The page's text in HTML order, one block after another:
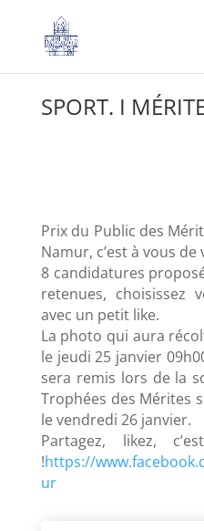
SPORT. I
Prix du Public des
Namur, c’est à vous de
8 candidatures
retenues, choisissez
avec un petit like.
La photo qui aura
le jeudi 25 janvier
sera remis lors de la
Trophées des Mérites
le vendredi 26 janvier.
Partagez, likez,
!https://
ur